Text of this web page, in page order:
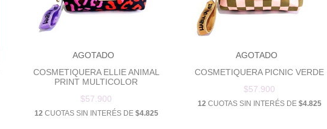
AGOTADO
COSMETIQUERA ELLIE ANIMAL
PRINT MULTICOLOR
$57.900
12CUOTAS SIN INTERÉS DE $4.825
AGOTADO
COSMETIQUERA PICNIC VERDE
$57.900
12CUOTAS SIN INTERÉS DE $4.825